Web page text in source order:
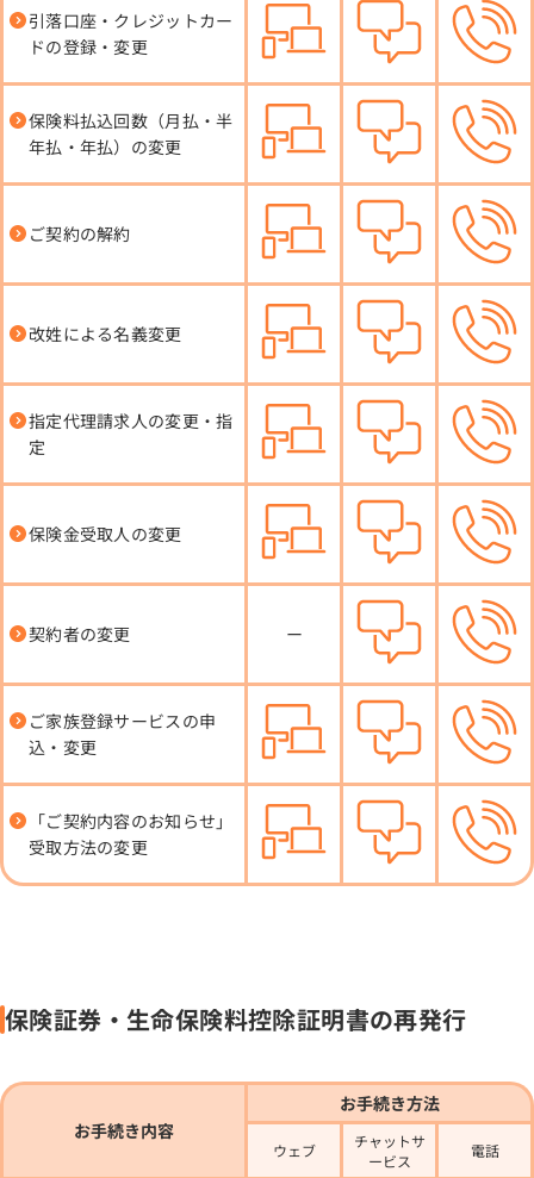
引落口座・クレジットカー
ドの登録・変更
保険料払込回数（月払・半
年払・年払）の変更
ご契約の解約
改姓による名義変更
指定代理請求人の変更・指
定
保険金受取人の変更
契約者の変更 ー
ご家族登録サービスの申
込・変更
「ご契約内容のお知らせ」
受取方法の変更
保険証券・生命保険料控除証明書の再発行
お手続き内容
お手続き方法
ウェブ
チャットサ
ービス
電話